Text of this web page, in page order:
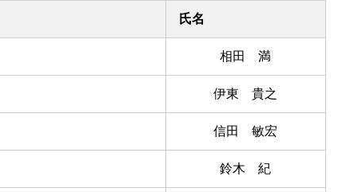
氏名
相田 満
伊東 貴之
信田 敏宏
鈴木 紀